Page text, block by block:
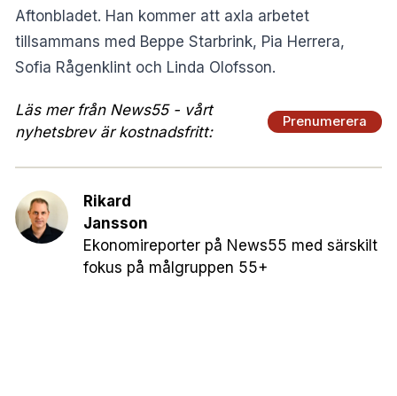
Aftonbladet. Han kommer att axla arbetet
tillsammans med Beppe Starbrink, Pia Herrera,
Sofia Rågenklint och Linda Olofsson.
Läs mer från News55 - vårt
nyhetsbrev är kostnadsfritt:
Prenumerera
Rikard
Jansson
Ekonomireporter på News55 med särskilt
fokus på målgruppen 55+